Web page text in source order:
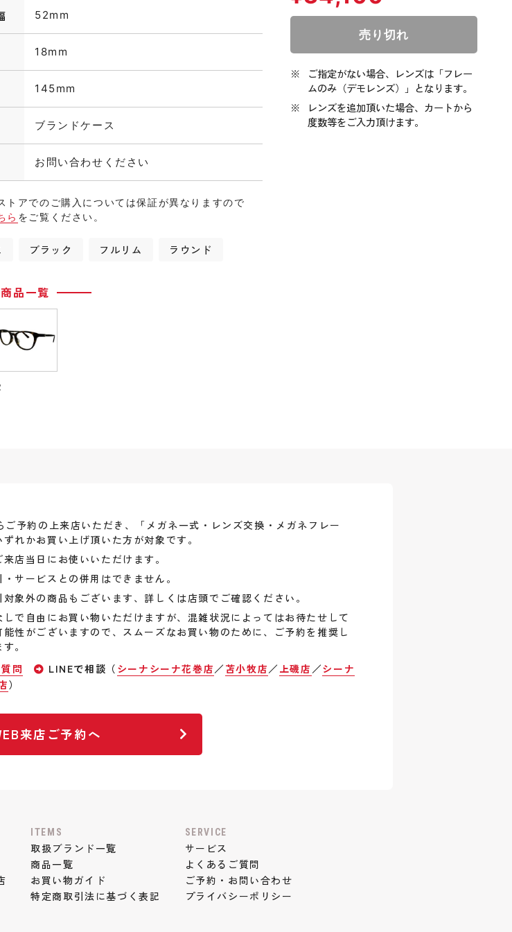
ご指定がない場合、レンズは「フレー
ムのみ（デモレンズ）」となります。
レンズを追加頂いた場合、カートから
度数等をご入力頂けます。
52mm
18mm
145mm
ブランドケース
お問い合わせください
トアでのご購入については保証が異なりますので
ら をご覧ください。
ブラック フルリム ラウンド
品一覧
ご予約の上来店いただき、「メガネ一式・レンズ交換・メガネフレー
れかお買い上げ頂いた方が対象です。
店当日にお使いいただけます。
サービスとの併用はできません。
対象外の商品もございます、詳しくは店頭でご確認ください。
しで自由にお買い物いただけますが、混雑状況によってはお待たせして
能性がございますので、スムーズなお買い物のために、ご予約を推奨し
。
問
LINEで相談（ シーナシーナ花巻店／ 苫小牧店／ 上磯店 ／シーナ
）
来店ご予約へ
ITEMS
取扱ブランド一覧
商品一覧
お買い物ガイド
特定商取引法に基づく表記
SERVICE
サービス
よくあるご質問
ご予約・お問い合わせ
プライバシーポリシー